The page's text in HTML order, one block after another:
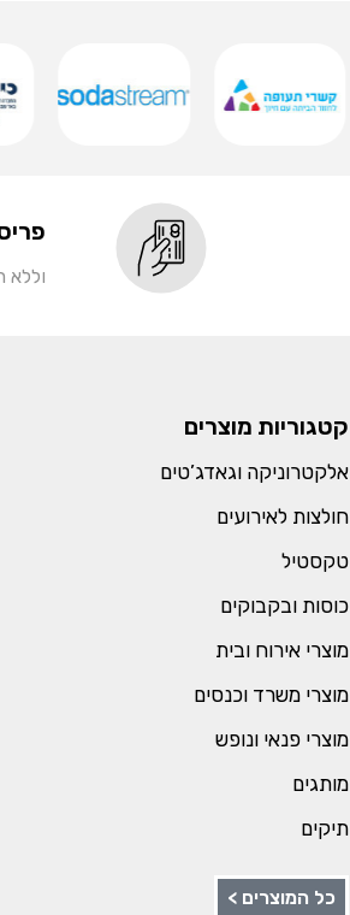
וללא
קטגוריות מוצרים
אלקטרוניקה וגאדג’טים
חולצות לאירועים
טקסטיל
כוסות ובקבוקים
מוצרי אירוח ובית
מוצרי משרד וכנסים
מוצרי פנאי ונופש
מותגים
תיקים
כל המוצרים >